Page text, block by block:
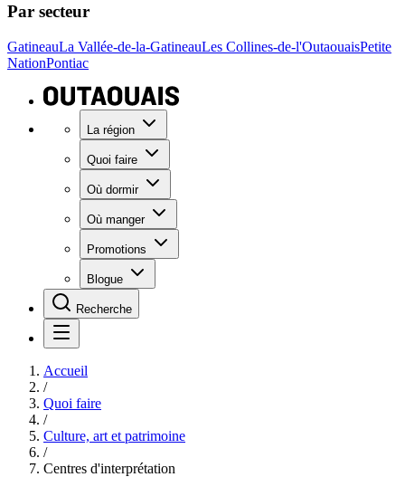
Par secteur
GatineauLa Vallée-de-la-GatineauLes Collines-de-l'OutaouaisPetite
NationPontiac
La région
Quoi faire
Où dormir
Où manger
Promotions
Blogue
Recherche
Accueil
/
Quoi faire
/
Culture, art et patrimoine
/
Centres d'interprétation